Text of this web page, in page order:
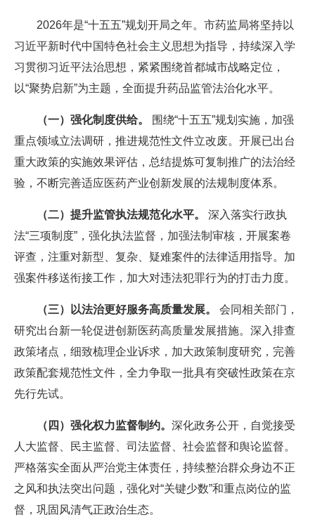
2026年是“十五五”规划开局之年。市药监局将坚持以
习近平新时代中国特色社会主义思想为指导，持续深入学
习贯彻习近平法治思想，紧紧围绕首都城市战略定位，
以“聚势启新”为主题，全面提升药品监管法治化水平。
（一）强化制度供给。
围绕“十五五”规划实施，加强
重点领域立法调研，推进规范性文件立改废。开展已出台
重大政策的实施效果评估，总结提炼可复制推广的法治经
验，不断完善适应医药产业创新发展的法规制度体系。
（二）提升监管执法规范化水平。
深入落实行政执
法“三项制度”，强化执法监督，加强法制审核，开展案卷
评查，注重对新型、复杂、疑难案件的法律适用指导。加
强案件移送衔接工作，加大对违法犯罪行为的打击力度。
（三）以法治更好服务高质量发展。
会同相关部门，
研究出台新一轮促进创新医药高质量发展措施。深入排查
政策堵点，细致梳理企业诉求，加大政策制度研究，完善
政策配套规范性文件，全力争取一批具有突破性政策在京
先行先试。
（四）强化权力监督制约。 深化政务公开，自觉接受
人大监督、民主监督、司法监督、社会监督和舆论监督。
严格落实全面从严治党主体责任，持续整治群众身边不正
之风和执法突出问题，强化对“关键少数”和重点岗位的监
督，巩固风清气正政治生态。